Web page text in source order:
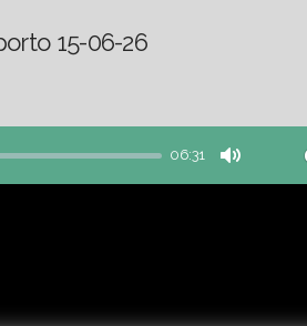
15-06-26
06:31
Mute